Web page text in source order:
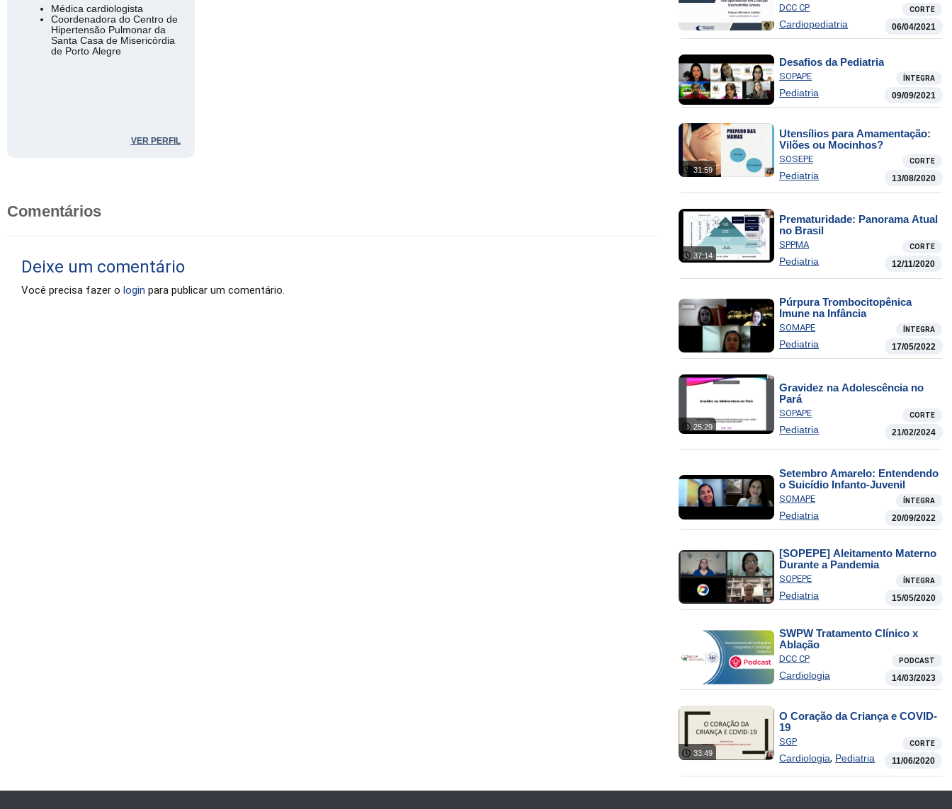
Médica cardiologista
Coordenadora do Centro de
Hipertensão Pulmonar da
Santa Casa de Misericórdia
de Porto Alegre
VER PERFIL
Comentários
Deixe um comentário
Você precisa fazer o login para publicar um comentário.
DCC CP CORTE
Cardiopediatria 06/04/2021
Desafios da Pediatria
SOPAPE ÍNTEGRA
Pediatria 09/09/2021
31:59
Utensílios para Amamentação:
Vilões ou Mocinhos?
SOSEPE CORTE
Pediatria 13/08/2020
37:14
Prematuridade: Panorama Atual
no Brasil
SPPMA CORTE
Pediatria 12/11/2020
Púrpura Trombocitopênica
Imune na Infância
SOMAPE ÍNTEGRA
Pediatria 17/05/2022
25:29
Gravidez na Adolescência no
Pará
SOPAPE CORTE
Pediatria 21/02/2024
Setembro Amarelo: Entendendo
o Suicídio Infanto-Juvenil
SOMAPE ÍNTEGRA
Pediatria 20/09/2022
[SOPEPE] Aleitamento Materno
Durante a Pandemia
SOPEPE ÍNTEGRA
Pediatria 15/05/2020
SWPW Tratamento Clínico x
Ablação
DCC CP PODCAST
Cardiologia 14/03/2023
33:49
O Coração da Criança e COVID-
19
SGP CORTE
Cardiologia, Pediatria 11/06/2020